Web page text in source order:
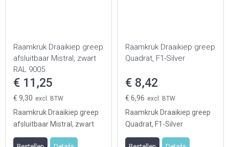
Raamkruk Draaikiep greep
afsluitbaar Mistral, zwart
RAL 9005
€ 11,25
€ 9,30
Raamkruk Draaikiep greep
afsluitbaar Mistral, zwart
RAL 9005
Raamkruk Draaikiep greep
Quadrat, F1-Silver
€ 8,42
€ 6,96
Raamkruk Draaikiep greep
Quadrat, F1-Silver